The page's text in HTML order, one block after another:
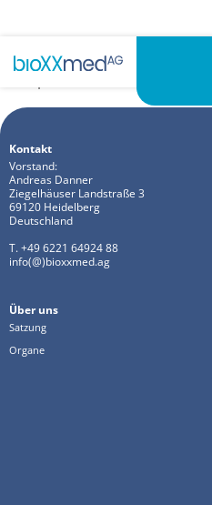
2025 HV
Kontakt
Vorstand:
Andreas Danner
Ziegelhäuser Landstraße 3
69120 Heidelberg
Deutschland
T. +49 6221 64924 88
info(@)bioxxmed.ag
Über uns
Satzung
Organe